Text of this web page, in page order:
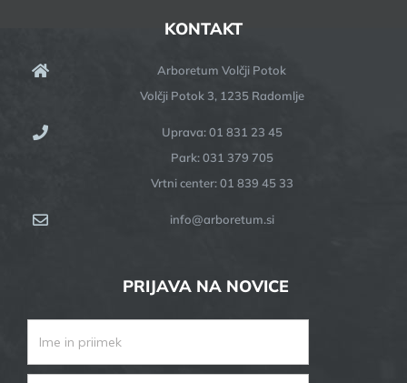
KONTAKT
Arboretum Volčji Potok
Volčji Potok 3, 1235 Radomlje
Uprava: 01 831 23 45
Park: 031 379 705
Vrtni center: 01 839 45 33
info@arboretum.si
PRIJAVA NA NOVICE